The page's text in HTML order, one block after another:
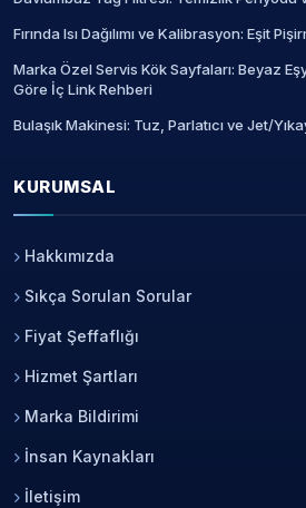
Fırında Isı Dağılımı ve Kalibrasyon: Eşit
Marka Özel Servis Kök Sayfaları: Beyaz
Göre İç Link Rehberi
Bulaşık Makinesi: Tuz, Parlatıcı ve Jet/
KURUMSAL
Hakkımızda
Sıkça Sorulan Sorular
Fiyat Şeffaflığı
Hizmet Şartları
Marka Bildirimi
İnsan Kaynakları
İletişim